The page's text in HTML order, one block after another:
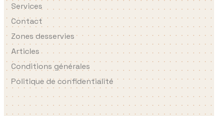
Services
Contact
Zones desservies
Articles
Conditions générales
Politique de confidentialité